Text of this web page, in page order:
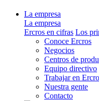
La empresa
La empresa
Ercros en cifras Los
Conoce Ercros
Negocios
Centros de
Equipo directivo
Trabajar en
Nuestra gente
Contacto